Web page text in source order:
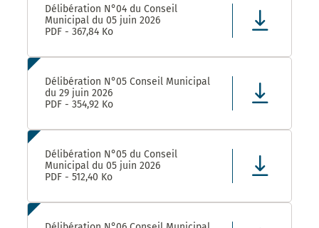
Délibération N°04 du Conseil
Municipal du 05 juin 2026
PDF - 367,84 Ko
Délibération N°05 Conseil Municipal
du 29 juin 2026
PDF - 354,92 Ko
Délibération N°05 du Conseil
Municipal du 05 juin 2026
PDF - 512,40 Ko